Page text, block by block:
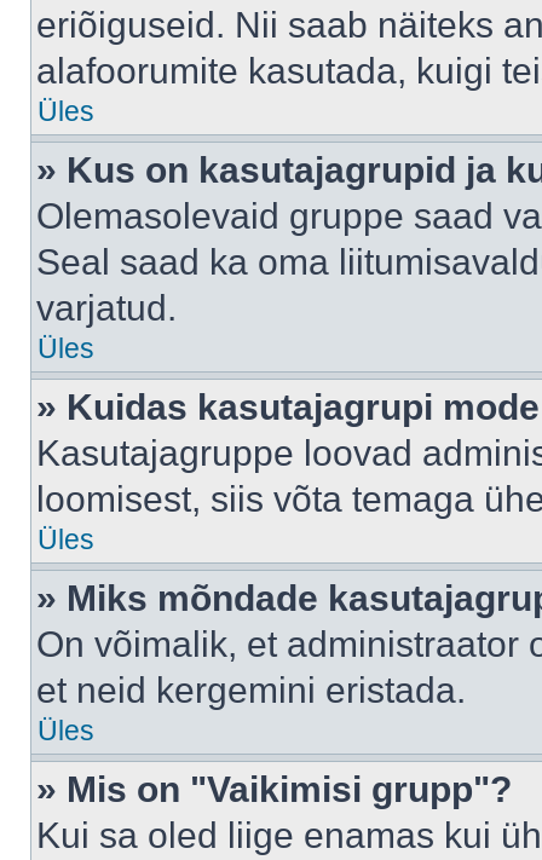
eriõiguseid. Nii saab näiteks
alafoorumite kasutada, kuigi
Üles
» Kus on kasutajagrupid ja
Olemasolevaid gruppe saad
Seal saad ka oma
varjatud.
Üles
» Kuidas kasutajagrupi
Kasutajagruppe loovad
loomisest, siis võta temaga
Üles
» Miks mõndade
On võimalik, et administraator
et neid kergemini eristada.
Üles
» Mis on "Vaikimisi grupp"?
Kui sa oled liige enamas kui